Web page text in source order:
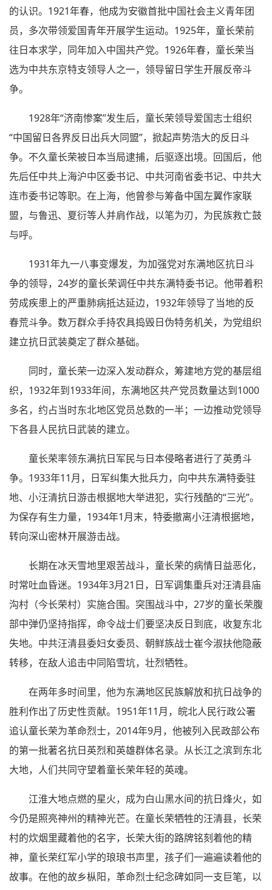
的认识。1921年春，他成为安徽首批中国社会主义青年团
员，多次带领爱国青年开展学生运动。1925年，童长荣前
往日本求学，同年加入中国共产党。1926年春，童长荣当
选为中共东京特支领导人之一，领导留日学生开展反帝斗
争。
1928年“济南惨案”发生后，童长荣领导爱国志士组织
“中国留日各界反日出兵大同盟”，掀起声势浩大的反日斗
争。不久童长荣被日本当局逮捕，后驱逐出境。回国后，他
先后任中共上海沪中区委书记、中共河南省委书记、中共大
连市委书记等职。在上海，他曾参与筹备中国左翼作家联
盟，与鲁迅、夏衍等人并肩作战，以笔为刃，为民族救亡鼓
与呼。
1931年九一八事变爆发，为加强党对东满地区抗日斗
争的领导，24岁的童长荣调任中共东满特委书记。他带着积
劳成疾患上的严重肺病抵达延边，1932年领导了当地的反
春荒斗争。数万群众手持农具捣毁日伪特务机关，为党组织
建立抗日武装奠定了群众基础。
同时，童长荣一边深入发动群众，筹建地方党的基层组
织，1932年到1933年间，东满地区共产党员数量达到1000
多名，约占当时东北地区党员总数的一半；一边推动党领导
下各县人民抗日武装的建立。
童长荣率领东满抗日军民与日本侵略者进行了英勇斗
争。1933年11月，日军纠集大批兵力，向中共东满特委驻
地、小汪清抗日游击根据地大举进犯，实行残酷的“三光”。
为保存有生力量，1934年1月末，特委撤离小汪清根据地，
转向深山密林开展游击战。
长期在冰天雪地里艰苦战斗，童长荣的病情日益恶化，
时常吐血昏迷。1934年3月21日，日军调集重兵对汪清县庙
沟村（今长荣村）实施合围。突围战斗中，27岁的童长荣腹
部中弹仍坚持指挥，命令战士们要坚决反日到底，收复东北
失地。中共汪清县委妇女委员、朝鲜族战士崔今淑扶他隐蔽
转移，在敌人追击中同陷雪坑，壮烈牺牲。
在两年多时间里，他为东满地区民族解放和抗日战争的
胜利作出了历史性贡献。1951年11月，皖北人民行政公署
追认童长荣为革命烈士，2014年9月，他被列入民政部公布
的第一批著名抗日英烈和英雄群体名录。从长江之滨到东北
大地，人们共同守望着童长荣年轻的英魂。
江淮大地点燃的星火，成为白山黑水间的抗日烽火，如
今仍是照亮神州的精神光芒。在童长荣牺牲的汪清县，长荣
村的炊烟里藏着他的名字，长荣大街的路牌铭刻着他的精
神，童长荣红军小学的琅琅书声里，孩子们一遍遍读着他的
故事。在他的故乡枞阳，革命烈士纪念碑如同一支巨笔，以